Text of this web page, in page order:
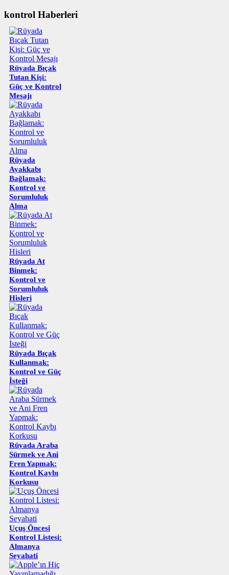
kontrol Haberleri
Rüyada Bıçak
Tutan Kişi:
Güç ve Kontrol
Mesajı
Rüyada
Ayakkabı
Bağlamak:
Kontrol ve
Sorumluluk
Alma
Rüyada At
Binmek:
Kontrol ve
Sorumluluk
Hisleri
Rüyada Bıçak
Kullanmak:
Kontrol ve Güç
İsteği
Rüyada Araba
Sürmek ve Ani
Fren Yapmak:
Kontrol Kaybı
Korkusu
Uçuş Öncesi
Kontrol Listesi:
Almanya
Seyahati